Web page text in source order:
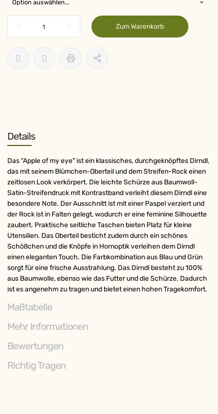
Zum Warenkorb
Details
Das "Apple of my eye" ist ein klassisches, durchgeknöpftes Dirndl,
das mit seinem Blümchen-Oberteil und dem Streifen-Rock einen
zeitlosen Look verkörpert. Die leichte Schürze aus Baumwoll-
Satin-Streifendruck mit Kontrastband verleiht diesem Dirndl eine
besondere Note. Der Ausschnitt ist mit einer Paspel verziert und
der Rock ist in Falten gelegt, wodurch er eine feminine Silhouette
zaubert. Praktische seitliche Taschen bieten Platz für kleine
Utensilien. Das Oberteil besticht zudem durch ein schönes
Schößchen und die Knöpfe in Hornoptik verleihen dem Dirndl
einen eleganten Touch. Die Farbkombination aus Blau und Grün
sorgt für eine frische Ausstrahlung. Das Dirndl besteht zu 100%
aus Baumwolle, ebenso wie das Futter und die Schürze. Dadurch
ist es angenehm zu tragen und bietet einen hohen Tragekomfort.
Maßtabelle
Mehr Informationen
Bewertungen
Richtig Tragen